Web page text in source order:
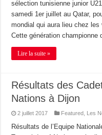
sélection tunisienne junior
samedi 1er juillet au Qatar,
mondial qui aura lieu chez
Cette génération championne
Lire la suite »
Résultats des
Nations à Dijon
2 juillet 2017 Featured Les
Résultats de l’Equipe